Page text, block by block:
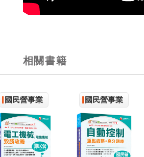
相關書籍
國民營事業 國民營事業